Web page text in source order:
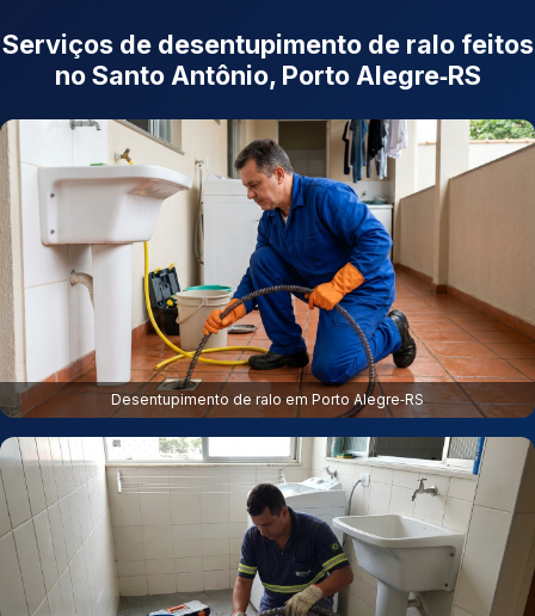
Serviços de desentupimento de ralo feitos
no Santo Antônio, Porto Alegre‑RS
Desentupimento de ralo em Porto Alegre‑RS